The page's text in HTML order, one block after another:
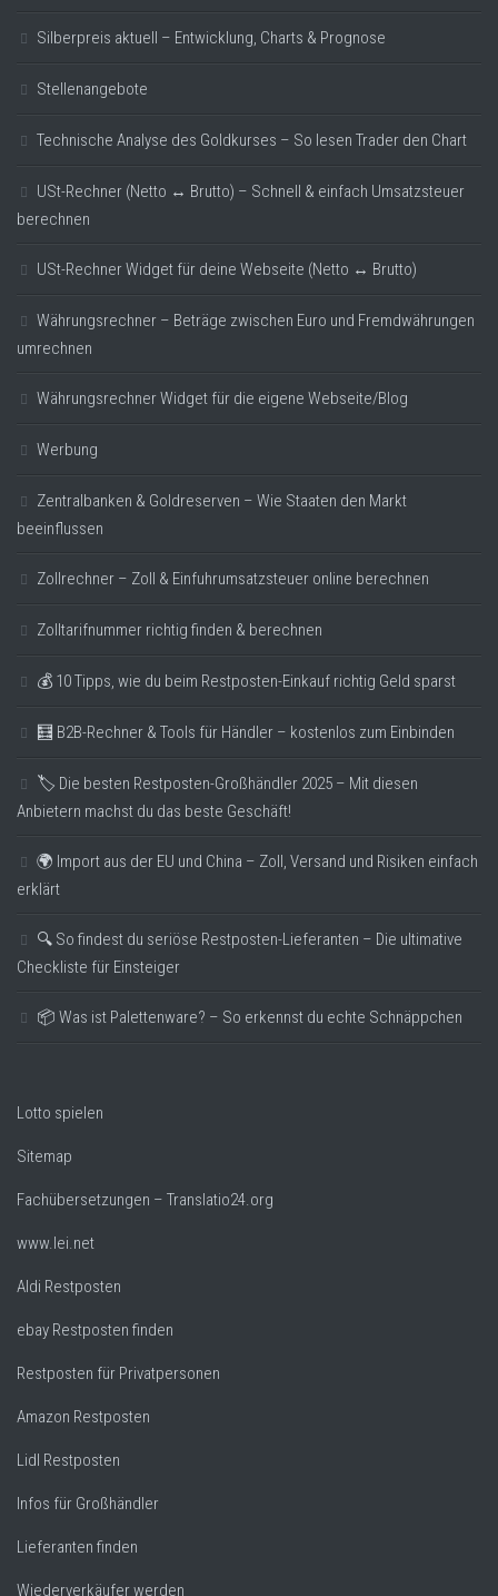
Silberpreis aktuell – Entwicklung, Charts & Prognose
Stellenangebote
Technische Analyse des Goldkurses – So lesen Trader den Chart
USt-Rechner (Netto ↔ Brutto) – Schnell & einfach Umsatzsteuer
berechnen
USt-Rechner Widget für deine Webseite (Netto ↔ Brutto)
Währungsrechner – Beträge zwischen Euro und Fremdwährungen
umrechnen
Währungsrechner Widget für die eigene Webseite/Blog
Werbung
Zentralbanken & Goldreserven – Wie Staaten den Markt
beeinflussen
Zollrechner – Zoll & Einfuhrumsatzsteuer online berechnen
Zolltarifnummer richtig finden & berechnen
💰 10 Tipps, wie du beim Restposten-Einkauf richtig Geld sparst
🧮 B2B-Rechner & Tools für Händler – kostenlos zum Einbinden
🏷️ Die besten Restposten-Großhändler 2025 – Mit diesen
Anbietern machst du das beste Geschäft!
🌍 Import aus der EU und China – Zoll, Versand und Risiken einfach
erklärt
🔍 So findest du seriöse Restposten-Lieferanten – Die ultimative
Checkliste für Einsteiger
📦 Was ist Palettenware? – So erkennst du echte Schnäppchen
Lotto spielen
Sitemap
Fachübersetzungen – Translatio24.org
www.lei.net
Aldi Restposten
ebay Restposten finden
Restposten für Privatpersonen
Amazon Restposten
Lidl Restposten
Infos für Großhändler
Lieferanten finden
Wiederverkäufer werden